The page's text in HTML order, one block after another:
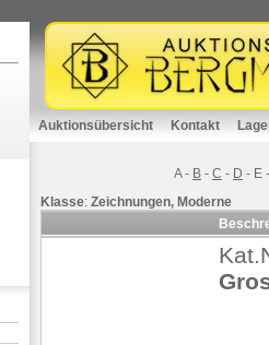
Auktionsübersicht Kontakt
A- B - C - D - E
Klasse: Zeichnungen, Moderne